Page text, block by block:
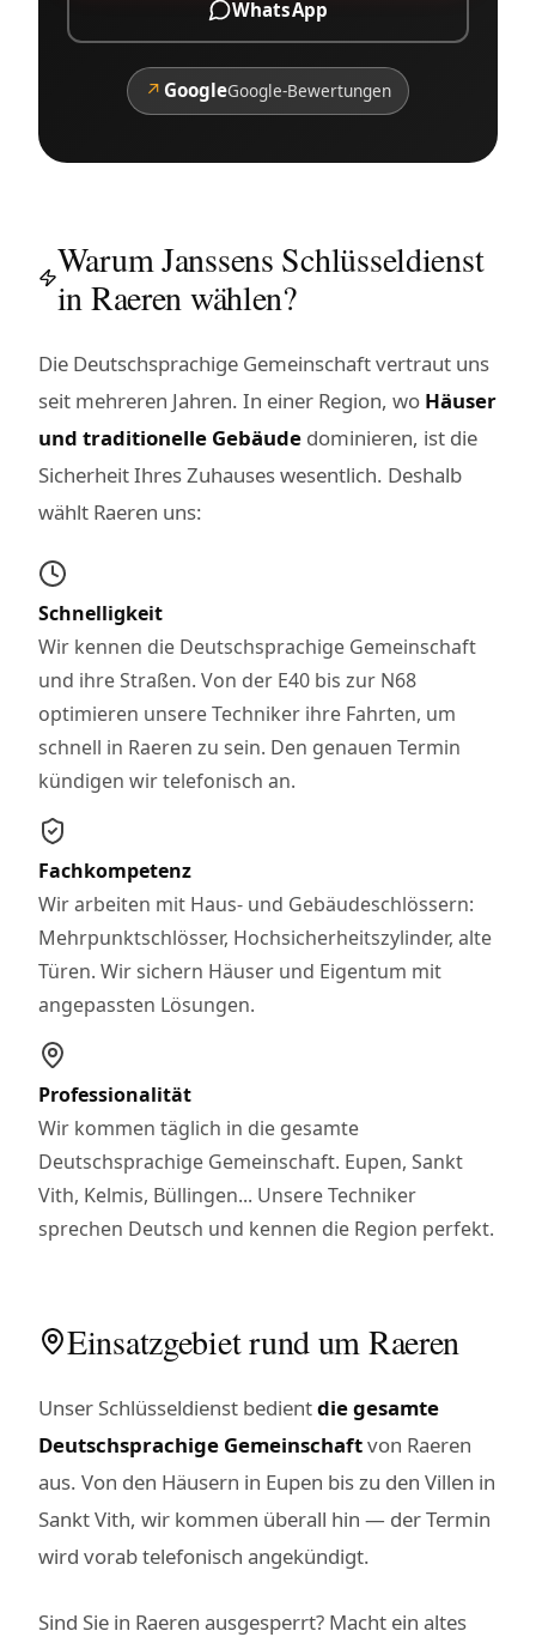
WhatsApp
↗ GoogleGoogle-Bewertungen
Warum Janssens Schlüsseldienst
in Raeren wählen?
Die Deutschsprachige Gemeinschaft vertraut uns
seit mehreren Jahren. In einer Region, wo Häuser
und traditionelle Gebäude dominieren, ist die
Sicherheit Ihres Zuhauses wesentlich. Deshalb
wählt Raeren uns:
Schnelligkeit
Wir kennen die Deutschsprachige Gemeinschaft
und ihre Straßen. Von der E40 bis zur N68
optimieren unsere Techniker ihre Fahrten, um
schnell in Raeren zu sein. Den genauen Termin
kündigen wir telefonisch an.
Fachkompetenz
Wir arbeiten mit Haus- und Gebäudeschlössern:
Mehrpunktschlösser, Hochsicherheitszylinder, alte
Türen. Wir sichern Häuser und Eigentum mit
angepassten Lösungen.
Professionalität
Wir kommen täglich in die gesamte
Deutschsprachige Gemeinschaft. Eupen, Sankt
Vith, Kelmis, Büllingen... Unsere Techniker
sprechen Deutsch und kennen die Region perfekt.
Einsatzgebiet rund um Raeren
Unser Schlüsseldienst bedientdie gesamte
Deutschsprachige Gemeinschaftvon Raeren
aus. Von den Häusern in Eupen bis zu den Villen in
Sankt Vith, wir kommen überall hin — der Termin
wird vorab telefonisch angekündigt.
Sind Sie in Raeren ausgesperrt? Macht ein altes